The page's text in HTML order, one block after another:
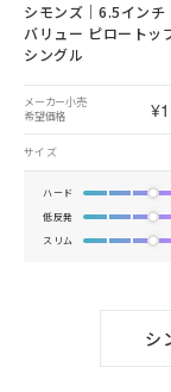
シモンズ｜6.5インチ
バリュー ピロートッ
シングル
メーカー小売
希望価格
サイズ
ハード
低反発
スリム
シ